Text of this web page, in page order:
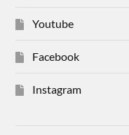
Youtube
Facebook
Instagram